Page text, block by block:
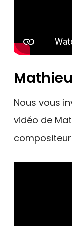
Nous vous
vidéo de